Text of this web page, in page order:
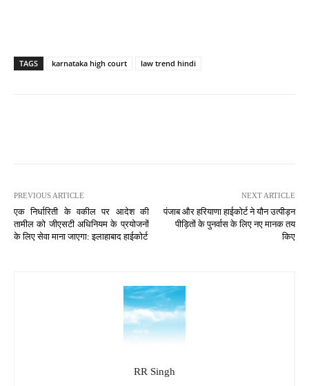
TAGS karnataka high court law trend hindi
PREVIOUS ARTICLE
एक निर्धारिती के वकील पर आदेश की
तामील को जीएसटी अधिनियम के प्रयोजनों
के लिए सेवा माना जाएगा: इलाहाबाद हाईकोर्ट
NEXT ARTICLE
पंजाब और हरियाणा हाईकोर्ट ने यौन उत्पीड़न
पीड़ितों के पुनर्वास के लिए नए मानक तय
किए
RR Singh